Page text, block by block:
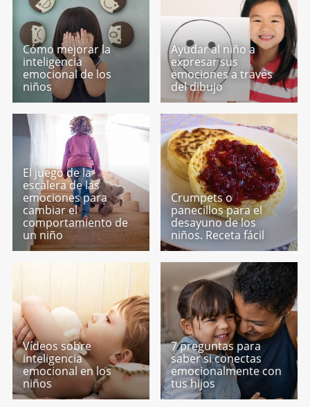
Cómo mejorar la
inteligencia
emocional de los
niños
Ayudar al niño a
expresar sus
emociones a través
del dibujo
El juego de la
escalera de las
emociones para
cambiar el
comportamiento de
un niño
Crumpets o
panecillos para el
desayuno de los
niños. Receta fácil
Vídeos sobre
inteligencia
emocional en los
niños
7 preguntas para
saber si conectas
emocionalmente con
tus hijos